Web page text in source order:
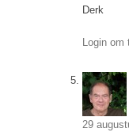
Derk
Login om
29